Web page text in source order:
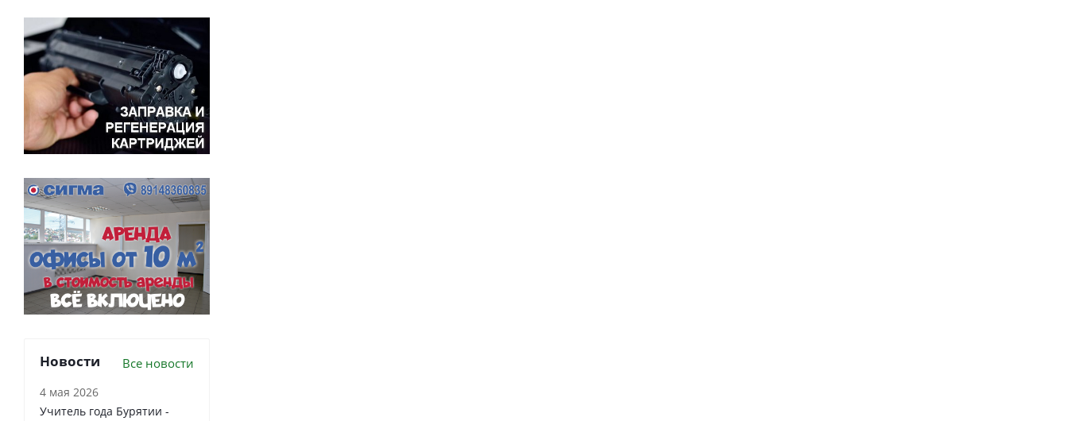
Новости Все новости
4 мая 2026
Учитель года Бурятии -